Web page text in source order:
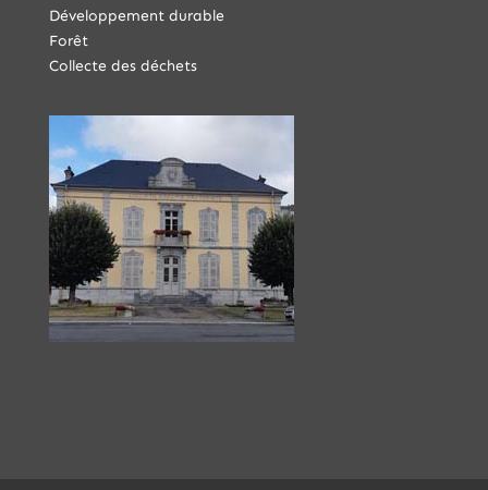
Développement durable
Forêt
Collecte des déchets